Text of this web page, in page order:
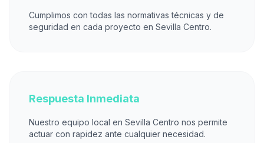
Cumplimos con todas las normativas técnicas y de
seguridad en cada proyecto en Sevilla Centro.
Respuesta Inmediata
Nuestro equipo local en Sevilla Centro nos permite
actuar con rapidez ante cualquier necesidad.